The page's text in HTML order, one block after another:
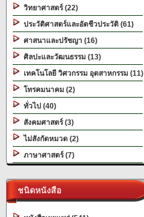
วิทยาศาสตร์ (22)
ประวัติศาสตร์และอัตชีวประวัติ (61)
ศาสนาและปรัชญา (16)
ศิลปะและวัฒนธรรม (13)
เทคโนโลยี วิศวกรรม อุตสาหกรรม (11)
โทรคมนาคม (2)
ทั่วไป (40)
สังคมศาสตร์ (3)
ไม่สังกัดหมวด (2)
ภาษาศาสตร์ (7)
ชนิดหนังสือ